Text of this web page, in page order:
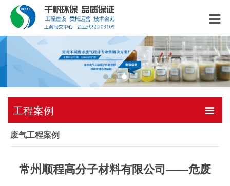
工程案例
废气工程案例
常州顺程高分子材料有限公司——危废